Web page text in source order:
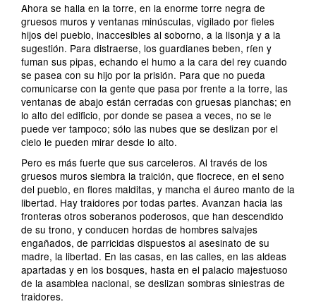
Ahora se halla en la torre, en la enorme torre negra de
gruesos muros y ventanas minúsculas, vigilado por fieles
hijos del pueblo, inaccesibles al soborno, a la lisonja y a la
sugestión. Para distraerse, los guardianes beben, ríen y
fuman sus pipas, echando el humo a la cara del rey cuando
se pasea con su hijo por la prisión. Para que no pueda
comunicarse con la gente que pasa por frente a la torre, las
ventanas de abajo están cerradas con gruesas planchas; en
lo alto del edificio, por donde se pasea a veces, no se le
puede ver tampoco; sólo las nubes que se deslizan por el
cielo le pueden mirar desde lo alto.
Pero es más fuerte que sus carceleros. Al través de los
gruesos muros siembra la traición, que flocrece, en el seno
del pueblo, en flores malditas, y mancha el áureo manto de la
libertad. Hay traidores por todas partes. Avanzan hacia las
fronteras otros soberanos poderosos, que han descendido
de su trono, y conducen hordas de hombres salvajes
engañados, de parricidas dispuestos al asesinato de su
madre, la libertad. En las casas, en las calles, en las aldeas
apartadas y en los bosques, hasta en el palacio majestuoso
de la asamblea nacional, se deslizan sombras siniestras de
traidores.